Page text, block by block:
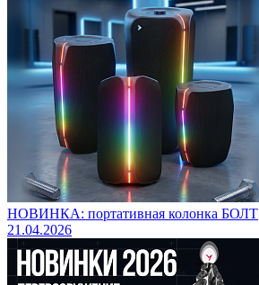
НОВИНКА: портативная колонка БОЛТ
21.04.2026